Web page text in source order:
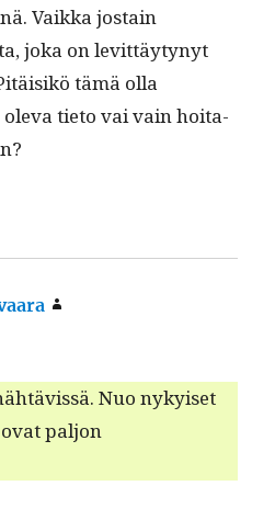
Vaik­ka jostain
joka on levit­täy­tynyt
tämä olla
tieto vai vain hoita­
Nuo nykyiset
paljon